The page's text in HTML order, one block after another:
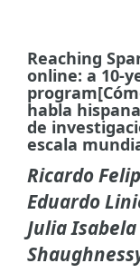
Reaching
online: a 10-
habla
de
escala
Ricardo
Eduardo
Julia